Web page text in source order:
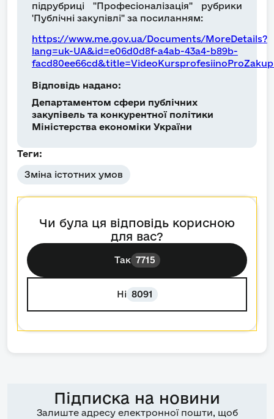
підрубриці "Професіоналізація" рубрики
'Публічні закупівлі" за посиланням:
https://www.me.gov.ua/Documents/MoreDetails?
lang=uk-UA&id=e06d0d8f-a4ab-43a4-b89b-
Відповідь надано:
Департаментом сфери публічних
закупівель та конкурентної політики
Міністерства економіки України
Теги:
Зміна істотних умов
Чи була ця відповідь корисною
для вас?
Так 7715
Ні 8091
Підписка на новини
Залиште адресу електронної пошти, щоб